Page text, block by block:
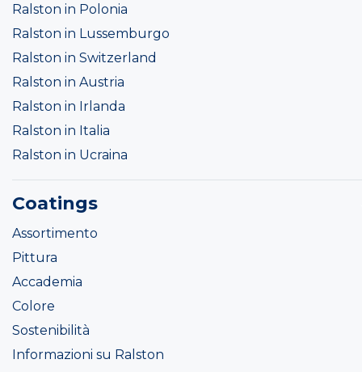
Ralston in Polonia
Ralston in Lussemburgo
Ralston in Switzerland
Ralston in Austria
Ralston in Irlanda
Ralston in Italia
Ralston in Ucraina
Coatings
Assortimento
Pittura
Accademia
Colore
Sostenibilità
Informazioni su Ralston